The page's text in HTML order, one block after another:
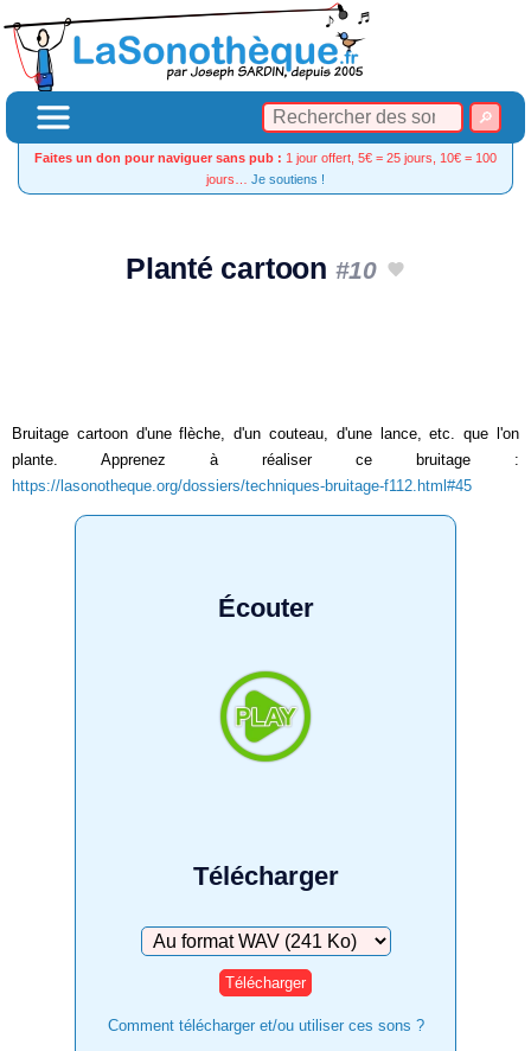
Faites un don pour naviguer sans pub : 1 jour offert, 5€ = 25 jours, 10€ = 100
jours… Je soutiens !
Planté cartoon #10
Bruitage cartoon d'une flèche, d'un couteau, d'une lance, etc. que l'on
plante. Apprenez à réaliser ce bruitage :
https://lasonotheque.org/dossiers/techniques-bruitage-f112.html#45
Écouter
Télécharger
Télécharger
Comment télécharger et/ou utiliser ces sons ?